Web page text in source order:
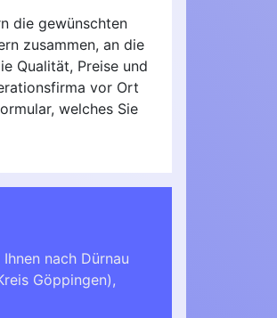
die gewünschten
zusammen, an die
Qualität, Preise und
vor Ort
welches Sie
nach Dürnau
Göppingen) ,